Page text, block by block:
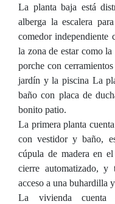
La planta baja está
alberga la escalera
comedor independiente
la zona de estar como
porche con
jardín y la piscina La
baño con placa de
bonito patio.
La primera planta
con vestidor y baño,
cúpula de madera en
cierre automatizado,
acceso a una buhardilla
La vivienda cuenta